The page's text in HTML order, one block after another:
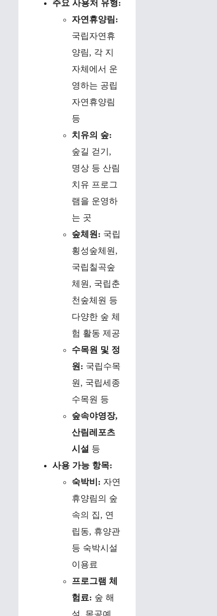
주요 사용처 유형:
자연휴양림:
국립자연휴
양림, 각 지
자체에서 운
영하는 공립
자연휴양림
등
치유의 숲:
숲길 걷기,
명상 등 산림
치유 프로그
램을 운영하
는 곳
숲체원: 국립
횡성숲체원,
국립칠곡숲
체원, 국립춘
천숲체원 등
다양한 숲 체
험 활동 제공
수목원 및 정
원: 국립수목
원, 국립세종
수목원 등
숲속야영장,
산림레포츠
시설 등
사용 가능 항목:
숙박비: 자연
휴양림의 숲
속의 집, 연
립동, 휴양관
등 숙박시설
이용료
프로그램 체
험료: 숲 해